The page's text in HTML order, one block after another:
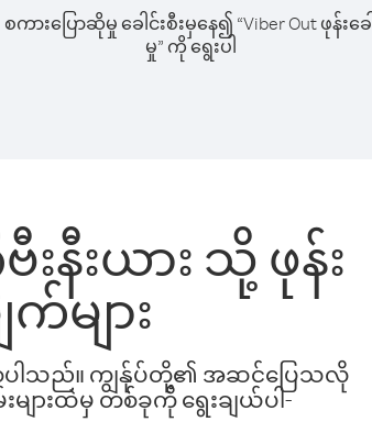
စကားပြောဆိုမှု ခေါင်းစီးမှနေ၍ “Viber Out ဖုန်းခေါ်
မှု” ကို ရွေးပါ
းနီးယား သို့ ဖုန်း
များ
စေပါသည်။ ကျွန်ုပ်တို့၏ အဆင်ပြေသလို
ျားထဲမှ တစ်ခုကို ရွေးချယ်ပါ-